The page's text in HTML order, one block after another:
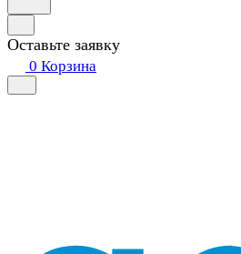
Оставьте заявку
0 Корзина